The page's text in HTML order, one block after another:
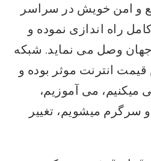
و امن خویش در سراسر
راه اندازی نموده و
جهان وصل می نماید. شبکه
انترنت موثر بوده و
میکنیم، می آموزیم،
سرگرم میشویم، تغییر